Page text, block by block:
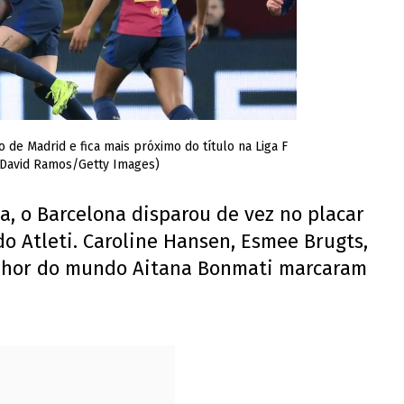
Madrid e fica mais próximo do título na Liga F
Ramos/Getty Images)
o Barcelona disparou de vez no placar
Atleti. Caroline Hansen, Esmee Brugts,
do mundo Aitana Bonmati marcaram